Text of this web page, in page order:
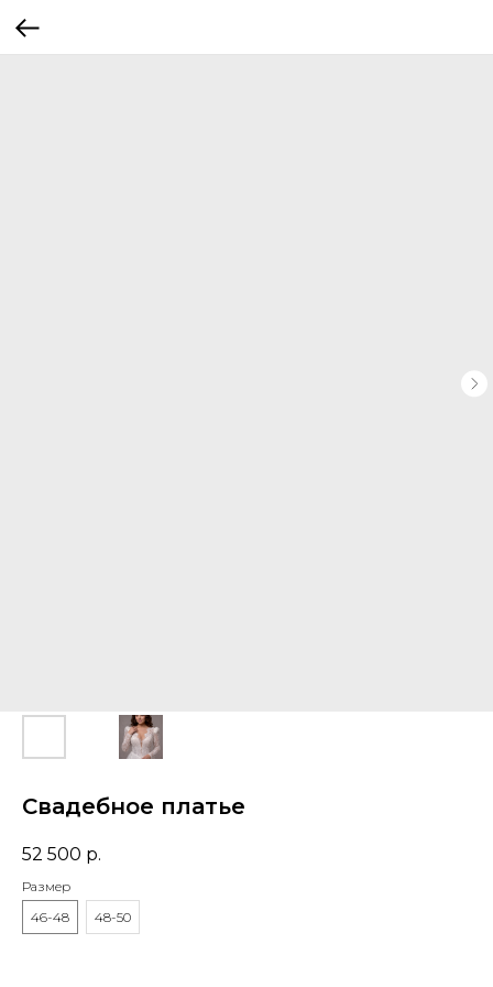
Свадебное платье
52 500 р.
Размер
46-48
48-50